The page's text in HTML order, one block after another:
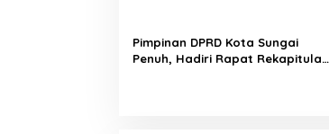
p
o
Pimpinan DPRD Kota Sungai
Penuh, Hadiri Rapat Rekapitulasi